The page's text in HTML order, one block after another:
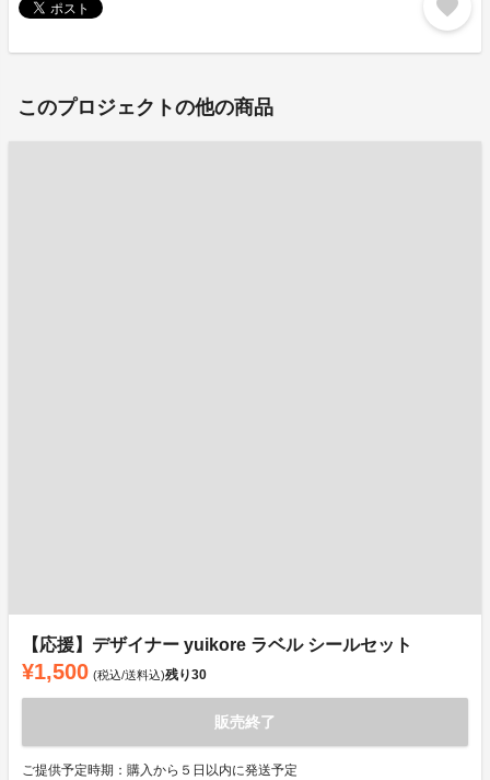
favorite
このプロジェクトの他の商品
【応援】デザイナー yuikore ラベル シールセット
¥1,500 (税込/送料込)残り30
販売終了
ご提供予定時期：購入から５日以内に発送予定